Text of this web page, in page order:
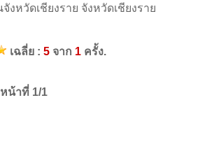
งหวัดเชียงราย จังหวัดเชียงราย
เฉลี่ย : 5 จาก 1 ครั้ง.
น้าที่ 1/1